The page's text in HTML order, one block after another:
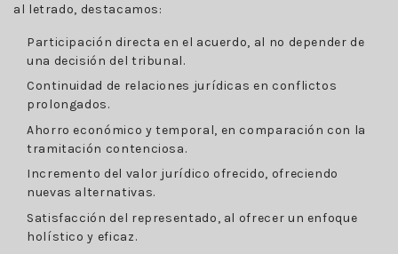
al letrado, destacamos:
Participación directa en el acuerdo, al no depender de
una decisión del tribunal.
Continuidad de relaciones jurídicas en conflictos
prolongados.
Ahorro económico y temporal, en comparación con la
tramitación contenciosa.
Incremento del valor jurídico ofrecido, ofreciendo
nuevas alternativas.
Satisfacción del representado, al ofrecer un enfoque
holístico y eficaz.